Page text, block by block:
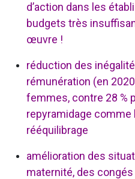
d’action dans les
budgets très
œuvre !
réduction des
rémunération (en
femmes, contre 28 %
repyramidage comme
rééquilibrage
amélioration des
maternité, des